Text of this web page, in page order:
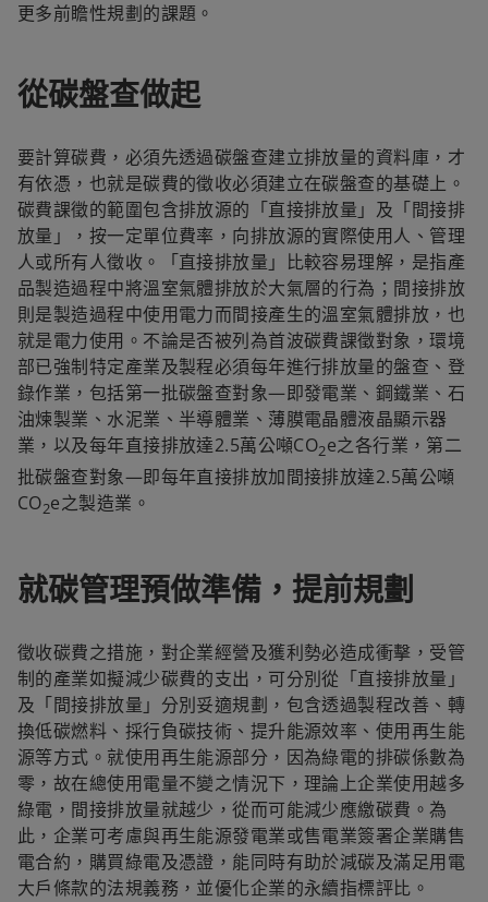
更多前瞻性規劃的課題。
從碳盤查做起
要計算碳費，必須先透過碳盤查建立排放量的資料庫，才
有依憑，也就是碳費的徵收必須建立在碳盤查的基礎上。
碳費課徵的範圍包含排放源的「直接排放量」及「間接排
放量」，按一定單位費率，向排放源的實際使用人、管理
人或所有人徵收。「直接排放量」比較容易理解，是指產
品製造過程中將溫室氣體排放於大氣層的行為；間接排放
則是製造過程中使用電力而間接產生的溫室氣體排放，也
就是電力使用。不論是否被列為首波碳費課徵對象，環境
部已強制特定產業及製程必須每年進行排放量的盤查、登
錄作業，包括第一批碳盤查對象—即發電業、鋼鐵業、石
油煉製業、水泥業、半導體業、薄膜電晶體液晶顯示器
業，以及每年直接排放達2.5萬公噸CO2e之各行業，第二
批碳盤查對象—即每年直接排放加間接排放達2.5萬公噸
CO2e之製造業。
就碳管理預做準備，提前規劃
徵收碳費之措施，對企業經營及獲利勢必造成衝擊，受管
制的產業如擬減少碳費的支出，可分別從「直接排放量」
及「間接排放量」分別妥適規劃，包含透過製程改善、轉
換低碳燃料、採行負碳技術、提升能源效率、使用再生能
源等方式。就使用再生能源部分，因為綠電的排碳係數為
零，故在總使用電量不變之情況下，理論上企業使用越多
綠電，間接排放量就越少，從而可能減少應繳碳費。為
此，企業可考慮與再生能源發電業或售電業簽署企業購售
電合約，購買綠電及憑證，能同時有助於減碳及滿足用電
大戶條款的法規義務，並優化企業的永續指標評比。